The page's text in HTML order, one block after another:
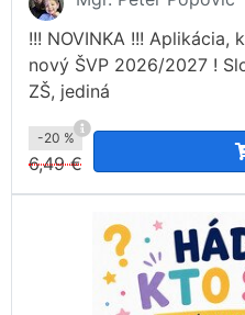
!!! NOVINKA !!!
nový ŠVP 2026/2027 !
ZŠ, jediná
-20 %
6,49 €